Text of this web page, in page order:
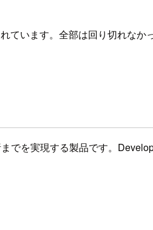
います。全部は回り切れなか
でを実現する製品です。